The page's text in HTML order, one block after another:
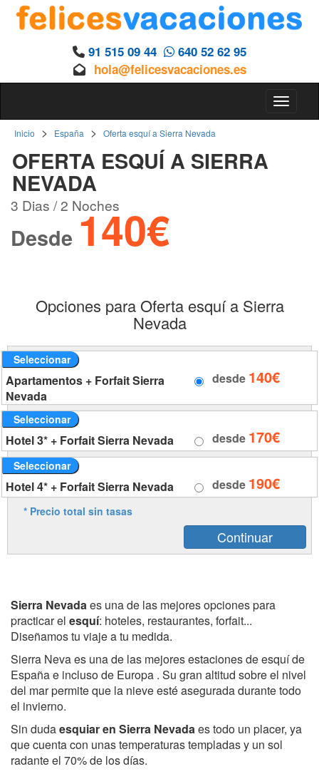
91 515 09 44
640 52 62 95
hola@felicesvacaciones.es
Inicio > España > Oferta esquí a Sierra Nevada
OFERTA ESQUÍ A SIERRA
NEVADA
3 Dias / 2 Noches
Desde 140€
Opciones para Oferta esquí a Sierra
Nevada
Seleccionar
Apartamentos + Forfait Sierra
Nevada
desde 140€
Seleccionar
Hotel 3* + Forfait Sierra Nevada desde 170€
Seleccionar
Hotel 4* + Forfait Sierra Nevada desde 190€
* Precio total sin tasas
Sierra Nevadaes una de las mejores opciones para
practicar el esquí: hoteles, restaurantes, forfait...
Diseñamos tu viaje a tu medida.
Sierra Neva es una de las mejores estaciones de esquí de
España e incluso de Europa . Su gran altitud sobre el nivel
del mar permite que la nieve esté asegurada durante todo
el invierno.
Sin dudaesquiar en Sierra Nevadaes todo un placer, ya
que cuenta con unas temperaturas templadas y un sol
radante el 70% de los días.